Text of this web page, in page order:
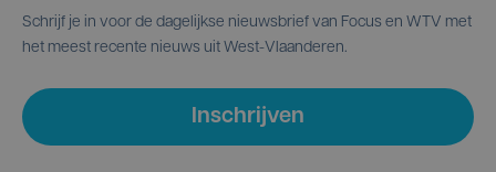
Schrijf je in voor de dagelijkse nieuwsbrief van Focus en WTV met
het meest recente nieuws uit West-Vlaanderen.
Inschrijven